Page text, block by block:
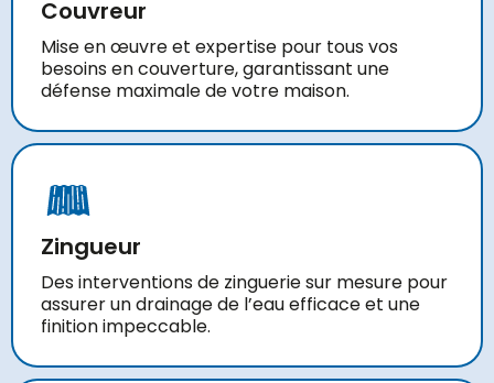
Couvreur
Mise en œuvre et expertise pour tous vos
besoins en couverture, garantissant une
défense maximale de votre maison.
Zingueur
Des interventions de zinguerie sur mesure pour
assurer un drainage de l’eau efficace et une
finition impeccable.